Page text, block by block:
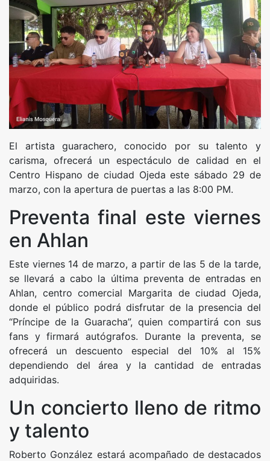
El artista guarachero, conocido por su talento y
carisma, ofrecerá un espectáculo de calidad en el
Centro Hispano de ciudad Ojeda este sábado 29 de
marzo, con la apertura de puertas a las 8:00 PM.
Preventa final este viernes
en Ahlan
Este viernes 14 de marzo, a partir de las 5 de la tarde,
se llevará a cabo la última preventa de entradas en
Ahlan, centro comercial Margarita de ciudad Ojeda,
donde el público podrá disfrutar de la presencia del
“Príncipe de la Guaracha”, quien compartirá con sus
fans y firmará autógrafos. Durante la preventa, se
ofrecerá un descuento especial del 10% al 15%
dependiendo del área y la cantidad de entradas
adquiridas.
Un concierto lleno de ritmo
y talento
Roberto González estará acompañado de destacados